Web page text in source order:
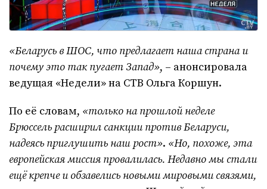
«Беларусь в ШОС, что предлагает наша страна и
почему это так пугает Запад», – анонсировала
ведущая «Недели» на СТВ Ольга Коршун.
По её словам, «только на прошлой неделе
Брюссель расширил санкции против Беларуси,
надеясь приглушить наш рост». «Но, похоже, эта
европейская миссия провалилась. Недавно мы стали
ещё крепче и обзавелись новыми мировыми связями,